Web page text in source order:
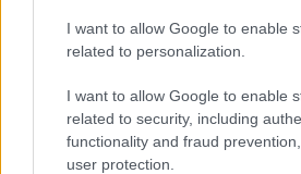
I want to allow Google to enable
related to personalization.
I want to allow Google to enable
related to security, including
functionality and fraud
user protection.